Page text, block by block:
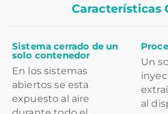
Características
Sistema cerrado de un
solo contenedor
En los sistemas
abiertos se esta
expuesto al aire
Un
al